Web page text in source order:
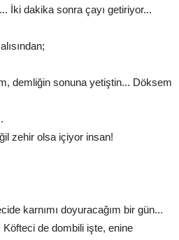
İki dakika sonra çayı getiriyor...
demliğin sonuna yetiştin... Döksem
zehir olsa içiyor insan!
karnımı doyuracağım bir gün...
de dombili işte, enine